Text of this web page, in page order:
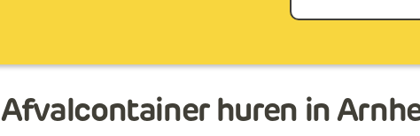
Afvalcontainer huren in